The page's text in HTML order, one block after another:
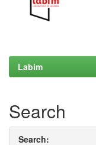
Labim
Search
Search: